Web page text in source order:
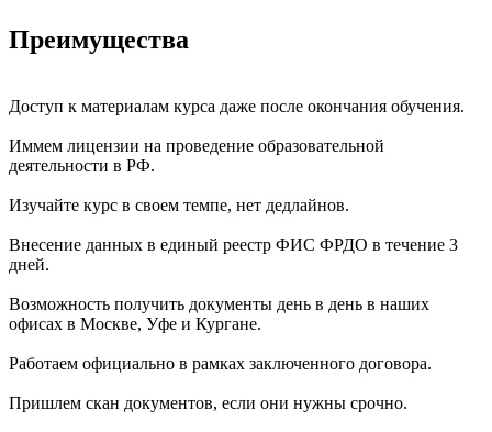
Преимущества
Доступ к материалам курса даже после окончания обучения.
Иммем лицензии на проведение образовательной
деятельности в РФ.
Изучайте курс в своем темпе, нет дедлайнов.
Внесение данных в единый реестр ФИС ФРДО в течение 3
дней.
Возможность получить документы день в день в наших
офисах в Москве, Уфе и Кургане.
Работаем официально в рамках заключенного договора.
Пришлем скан документов, если они нужны срочно.